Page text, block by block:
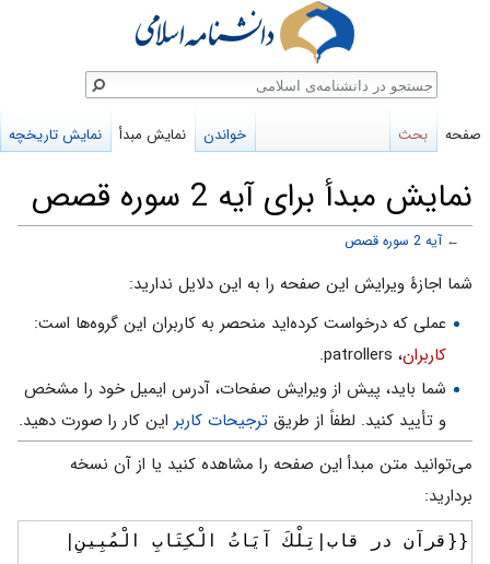
نمایش مبدأ برای آیه 2 سوره قصص
←آیه 2 سوره قصص
پرش
ناوبری
پرش
جستجو
شما اجازهٔ ویرایش این صفحه را به این دلایل ندارید:
عملی که درخواست کرده‌اید منحصر به کاربران این گروه‌ها است:
کاربران، patrollers.
شما باید، پیش از ویرایش صفحات، آدرس ایمیل خود را مشخص
و تأیید کنید. لطفاً از طریق ترجیحات کاربر این کار را صورت دهید.
می‌توانید متن مبدأ این صفحه را مشاهده کنید یا از آن نسخه
بردارید:
صفحه بحث خواندن نمایش مبدأ نمایش تاریخچه
جستجو